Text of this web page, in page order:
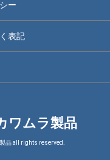
ー
表記
ワムラ製品
品 all rights reserved.